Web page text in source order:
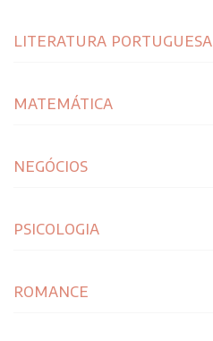
literatura portuguesa
matemática
negócios
psicologia
romance